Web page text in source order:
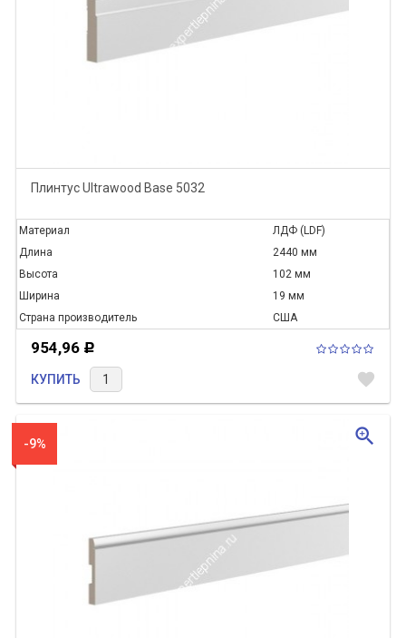
Плинтус Ultrawood Base 5032
Материал
ЛДФ (LDF)
Длина
2440 мм
Высота
102 мм
Ширина
19 мм
Страна производитель
США
954,96 Р
КУПИТЬ favorite
-9% zoom_in